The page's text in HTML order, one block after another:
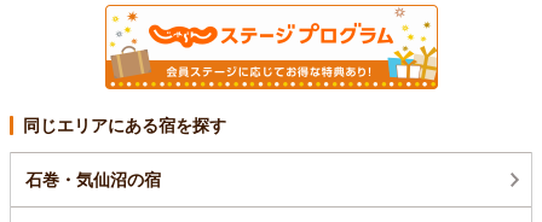
同じエリアにある宿を探す
石巻・気仙沼の宿